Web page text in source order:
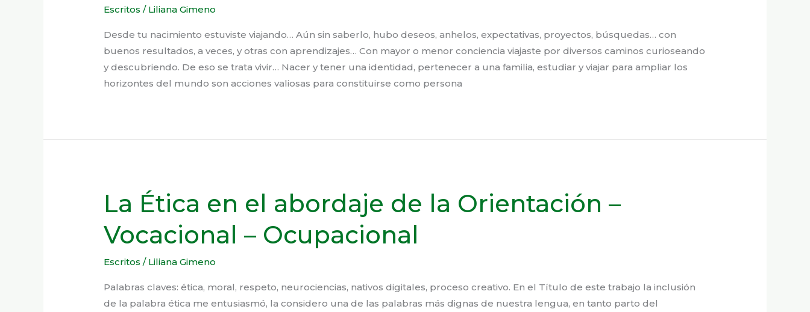
Escritos / Liliana Gimeno
Desde tu nacimiento estuviste viajando… Aún sin saberlo, hubo deseos, anhelos, expectativas, proyectos, búsquedas… con
buenos resultados, a veces, y otras con aprendizajes… Con mayor o menor conciencia viajaste por diversos caminos curioseando
y descubriendo. De eso se trata vivir… Nacer y tener una identidad, pertenecer a una familia, estudiar y viajar para ampliar los
horizontes del mundo son acciones valiosas para constituirse como persona
La Ética en el abordaje de la Orientación –
Vocacional – Ocupacional
Escritos / Liliana Gimeno
Palabras claves: ética, moral, respeto, neurociencias, nativos digitales, proceso creativo. En el Título de este trabajo la inclusión
de la palabra ética me entusiasmó, la considero una de las palabras más dignas de nuestra lengua, en tanto parto del